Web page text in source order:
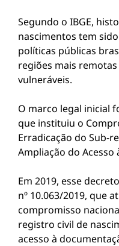
Segundo o IBGE,
nascimentos tem
políticas públicas
regiões mais
vulneráveis.
O marco legal inicial
que instituiu o
Erradicação do Sub-
Ampliação do Acesso
Em 2019, esse
nº 10.063/2019, que
compromisso
registro civil de
acesso à